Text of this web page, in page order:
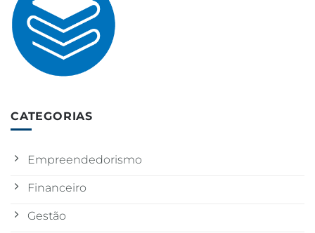
CATEGORIAS
Empreendedorismo
Financeiro
Gestão